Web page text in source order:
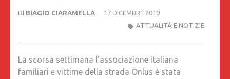
DI BIAGIO CIARAMELLA
17 DICEMBRE 2019
ATTUALITÀ E NOTIZIE
La scorsa settimana l’associazione italiana
familiari e vittime della strada Onlus è stata